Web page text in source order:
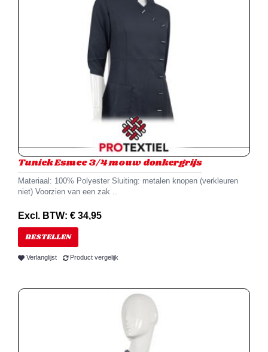
Tuniek Esmee 3/4 mouw donkergrijs
Materiaal: 100% Polyester Sluiting: metalen knopen (verkleuren
niet) Voorzien van een zak ..
Excl. BTW: € 34,95
BESTELLEN
Verlanglijst Product vergelijk